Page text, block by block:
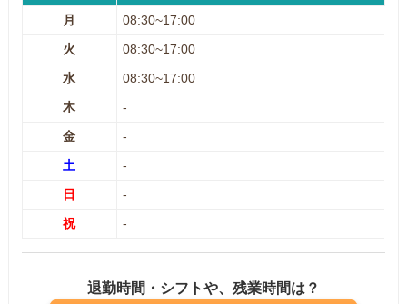
月
08:30~17:00
火
08:30~17:00
水
08:30~17:00
木
-
金
-
土
-
日
-
祝
-
退勤時間・シフトや、残業時間は？